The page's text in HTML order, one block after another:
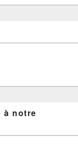
à notre